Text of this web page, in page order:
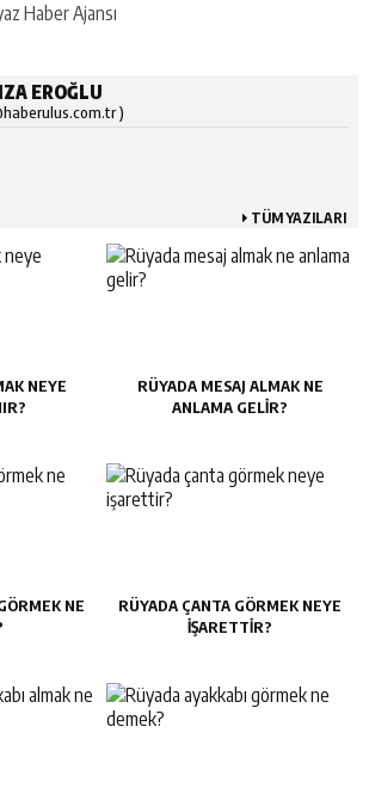
Haber Ajansı
EROĞLU
)
TÜM YAZILARI
NEYE
RÜYADA MESAJ ALMAK NE
ANLAMA GELIR?
NE
RÜYADA ÇANTA GÖRMEK NEYE
IŞARETTIR?